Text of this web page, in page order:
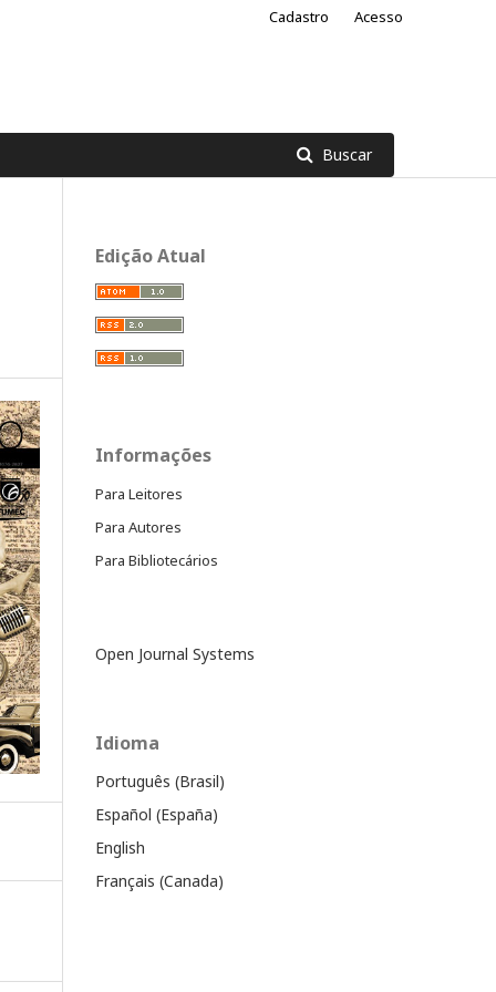
Buscar
Cadastro Acesso
Edição Atual
Informações
Para Leitores
Para Autores
Para Bibliotecários
Open Journal Systems
Idioma
Português (Brasil)
Español (España)
English
Français (Canada)